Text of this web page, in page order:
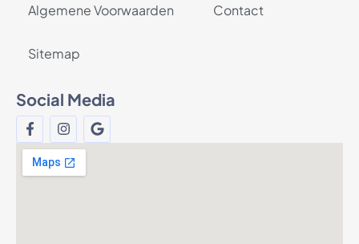
Algemene Voorwaarden Contact
Sitemap
Social Media